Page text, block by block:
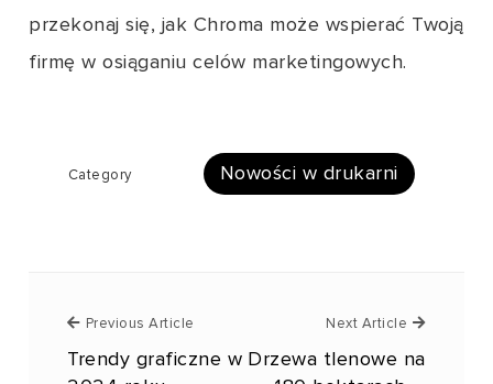
przekonaj się, jak Chroma może wspierać Twoją
firmę w osiąganiu celów marketingowych.
Category Nowości w drukarni
Previous Article
Trendy graficzne w
Next Article Next
Drzewa tlenowe na